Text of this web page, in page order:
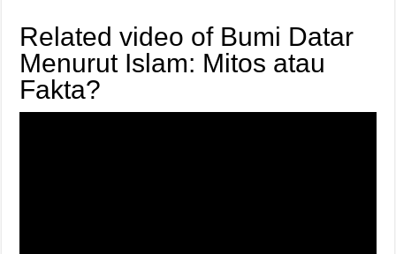
Related video of Bumi Datar
Menurut Islam: Mitos atau
Fakta?